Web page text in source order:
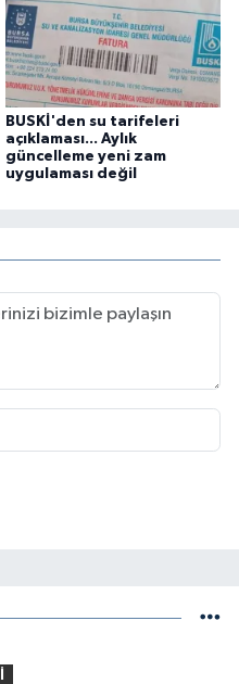
BUSKİ'den su tarifeleri
açıklaması... Aylık
güncelleme yeni zam
uygulaması değil